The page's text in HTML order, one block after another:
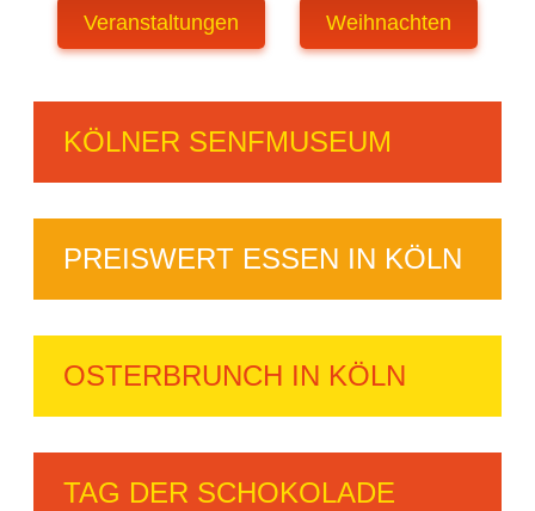
Veranstaltungen Weihnachten
KÖLNER SENFMUSEUM
PREISWERT ESSEN IN KÖLN
OSTERBRUNCH IN KÖLN
TAG DER SCHOKOLADE